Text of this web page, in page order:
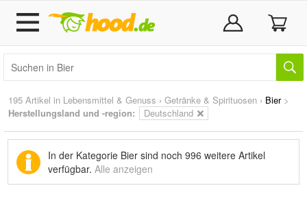
195 Artikel in Lebensmittel & Genuss › Getränke & Spirituosen › Bier>
Herstellungsland und -region:
Deutschland
In der Kategorie Bier sind noch 996 weitere Artikel
verfügbar. Alle anzeigen